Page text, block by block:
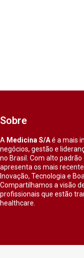
Sobre
A Medicina S/Aé a mais
negócios, gestão e
no Brasil. Com alto
apresenta os mais
Inovação, Tecnologia e
Compartilhamos a visão
profissionais que estão
healthcare.